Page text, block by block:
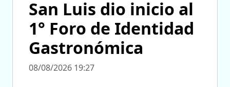
San Luis dio inicio al
1° Foro de Identidad
Gastronómica
08/08/2026 19:27